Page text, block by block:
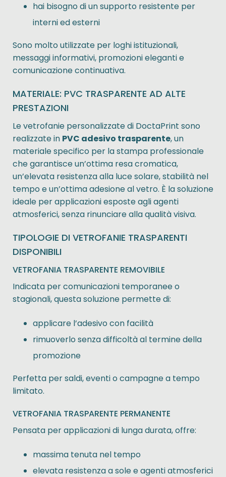
hai bisogno di un supporto resistente per
interni ed esterni
Sono molto utilizzate per loghi istituzionali,
messaggi informativi, promozioni eleganti e
comunicazione continuativa.
MATERIALE: PVC TRASPARENTE AD ALTE
PRESTAZIONI
Le vetrofanie personalizzate di DoctaPrint sono
realizzate in PVC adesivo trasparente, un
materiale specifico per la stampa professionale
che garantisce un’ottima resa cromatica,
un’elevata resistenza alla luce solare, stabilità nel
tempo e un’ottima adesione al vetro. È la soluzione
ideale per applicazioni esposte agli agenti
atmosferici, senza rinunciare alla qualità visiva.
TIPOLOGIE DI VETROFANIE TRASPARENTI
DISPONIBILI
VETROFANIA TRASPARENTE REMOVIBILE
Indicata per comunicazioni temporanee o
stagionali, questa soluzione permette di:
applicare l’adesivo con facilità
rimuoverlo senza difficoltà al termine della
promozione
Perfetta per saldi, eventi o campagne a tempo
limitato.
VETROFANIA TRASPARENTE PERMANENTE
Pensata per applicazioni di lunga durata, offre:
massima tenuta nel tempo
elevata resistenza a sole e agenti atmosferici